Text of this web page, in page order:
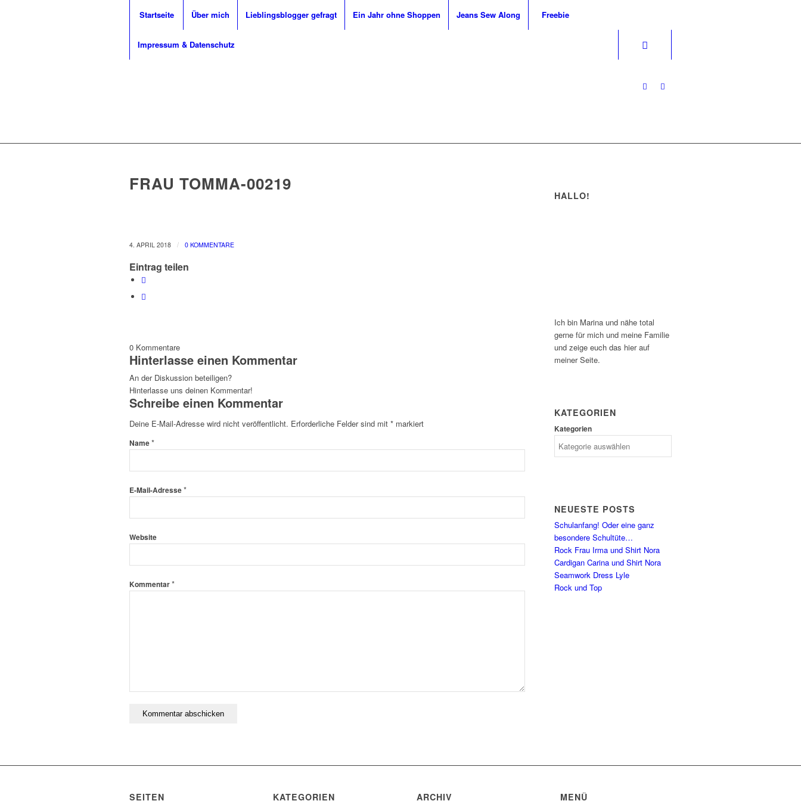
Startseite Über mich Lieblingsblogger gefragt Ein Jahr ohne Shoppen Jeans Sew Along Freebie
Impressum & Datenschutz
FRAU TOMMA-00219
4. APRIL 2018 / 0 KOMMENTARE
Eintrag teilen
0 Kommentare
Hinterlasse einen Kommentar
An der Diskussion beteiligen?
Hinterlasse uns deinen Kommentar!
Schreibe einen Kommentar
Deine E-Mail-Adresse wird nicht veröffentlicht. Erforderliche Felder sind mit * markiert
Name*
E-Mail-Adresse*
Website
Kommentar*
HALLO!
Ich bin Marina und nähe total
gerne für mich und meine Familie
und zeige euch das hier auf
meiner Seite.
KATEGORIEN
Kategorien
NEUESTE POSTS
Schulanfang! Oder eine ganz
besondere Schultüte…
Rock Frau Irma und Shirt Nora
Cardigan Carina und Shirt Nora
Seamwork Dress Lyle
Rock und Top
SEITEN KATEGORIEN ARCHIV MENÜ